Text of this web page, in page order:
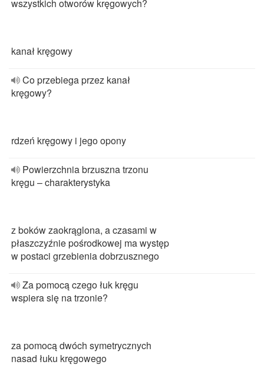
wszystkich otworów kręgowych?
kanał kręgowy
Co przebiega przez kanał
kręgowy?
rdzeń kręgowy i jego opony
Powierzchnia brzuszna trzonu
kręgu – charakterystyka
z boków zaokrąglona, a czasami w
płaszczyźnie pośrodkowej ma występ
w postaci grzebienia dobrzusznego
Za pomocą czego łuk kręgu
wspiera się na trzonie?
za pomocą dwóch symetrycznych
nasad łuku kręgowego